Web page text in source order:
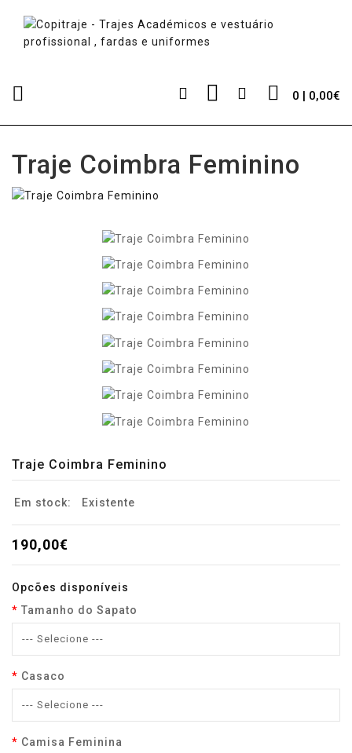
0 | 0,00€
Traje Coimbra Feminino
Traje Coimbra Feminino
Em stock: Existente
190,00€
Opcões disponíveis
Tamanho do Sapato
Casaco
Camisa Feminina